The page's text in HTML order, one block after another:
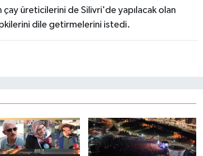
çay üreticilerini de Silivri'de yapılacak olan
dile getirmelerini istedi.